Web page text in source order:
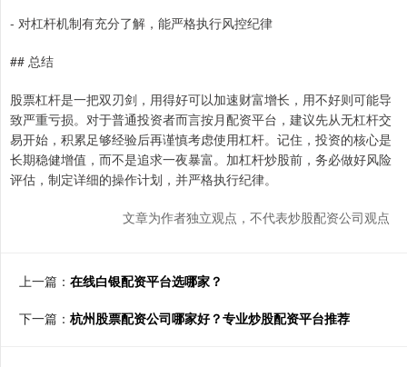
- 对杠杆机制有充分了解，能严格执行风控纪律
## 总结
股票杠杆是一把双刃剑，用得好可以加速财富增长，用不好则可能导
致严重亏损。对于普通投资者而言按月配资平台，建议先从无杠杆交
易开始，积累足够经验后再谨慎考虑使用杠杆。记住，投资的核心是
长期稳健增值，而不是追求一夜暴富。加杠杆炒股前，务必做好风险
评估，制定详细的操作计划，并严格执行纪律。
文章为作者独立观点，不代表炒股配资公司观点
上一篇： 在线白银配资平台选哪家？
下一篇： 杭州股票配资公司哪家好？专业炒股配资平台推荐